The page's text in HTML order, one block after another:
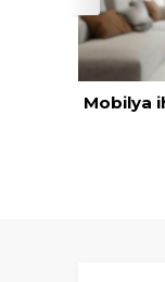
Mobilya